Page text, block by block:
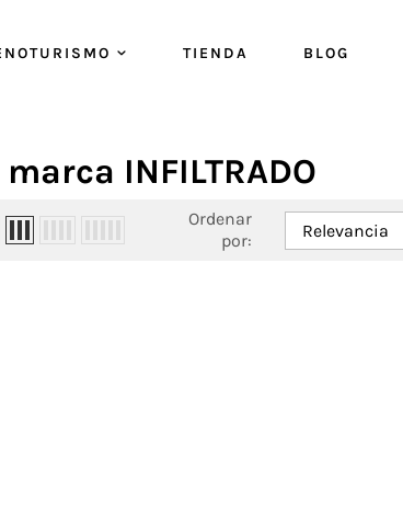
TIENDA BLOG
INFILTRADO
Ordenar
por:
Relevancia